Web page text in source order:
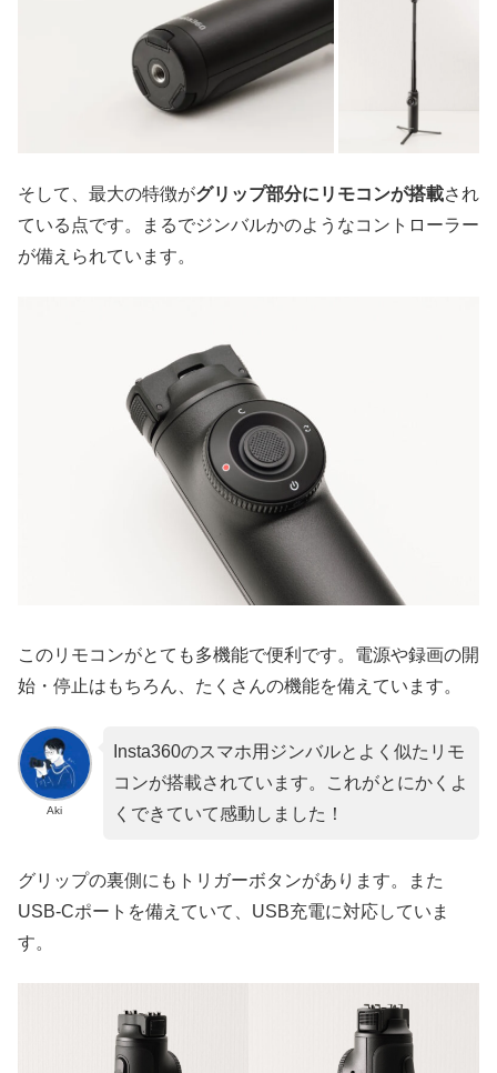
そして、最大の特徴がグリップ部分にリモコンが搭載され
ている点です。まるでジンバルかのようなコントローラー
が備えられています。
このリモコンがとても多機能で便利です。電源や録画の開
始・停止はもちろん、たくさんの機能を備えています。
Aki
Insta360のスマホ用ジンバルとよく似たリモ
コンが搭載されています。これがとにかくよ
くできていて感動しました！
グリップの裏側にもトリガーボタンがあります。また
USB-Cポートを備えていて、USB充電に対応していま
す。